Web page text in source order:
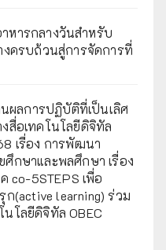
หารกลางวันสำหรับ
ครบถ้วนสู่การจัดการที่
นผลการปฏิบัติที่เป็นเลิศ
สื่อเทคโนโลยีดิจิทัล
เรื่อง การพัฒนา
กษาและพลศึกษา เรื่อง
co-5STEPS เพื่อ
ก(active learning) ร่วม
โลยีดิจิทัล OBEC